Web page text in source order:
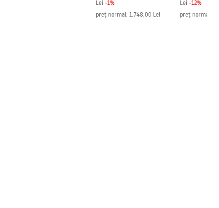
Lei -1%
preț normal: 1.748,00 Lei
Lei -12%
preț normal